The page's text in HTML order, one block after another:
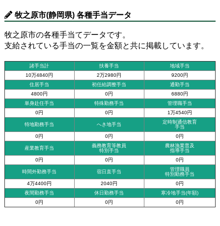
牧之原市(静岡県) 各種手当データ
牧之原市の各種手当てデータです。
支給されている手当の一覧を金額と共に掲載しています。
諸手当計 扶養手当
地域手当
10万4840円
2万2980円
9200円
住居手当
初任給調整手当
通勤手当
4800円
0円
6880円
単身赴任手当
特殊勤務手当
管理職手当
0円
0円 1万4540円
特地勤務手当 へき地手当
定時制通信教育
手当
0円
0円 0円
産業教育手当
義務教育等教員
特別手当
農林漁業普及
指導手当
0円
0円 0円
時間外勤務手当 宿日直手当
管理職員
特別勤務手当
4万4400円
2040円
0円
夜間勤務手当
休日勤務手当
寒冷地手当(年額)
0円
0円 0円